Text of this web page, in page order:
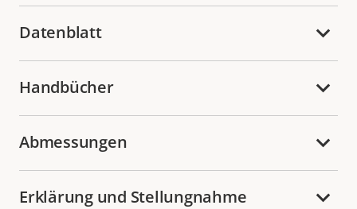
Datenblatt
Handbücher
Abmessungen
Erklärung und Stellungnahme